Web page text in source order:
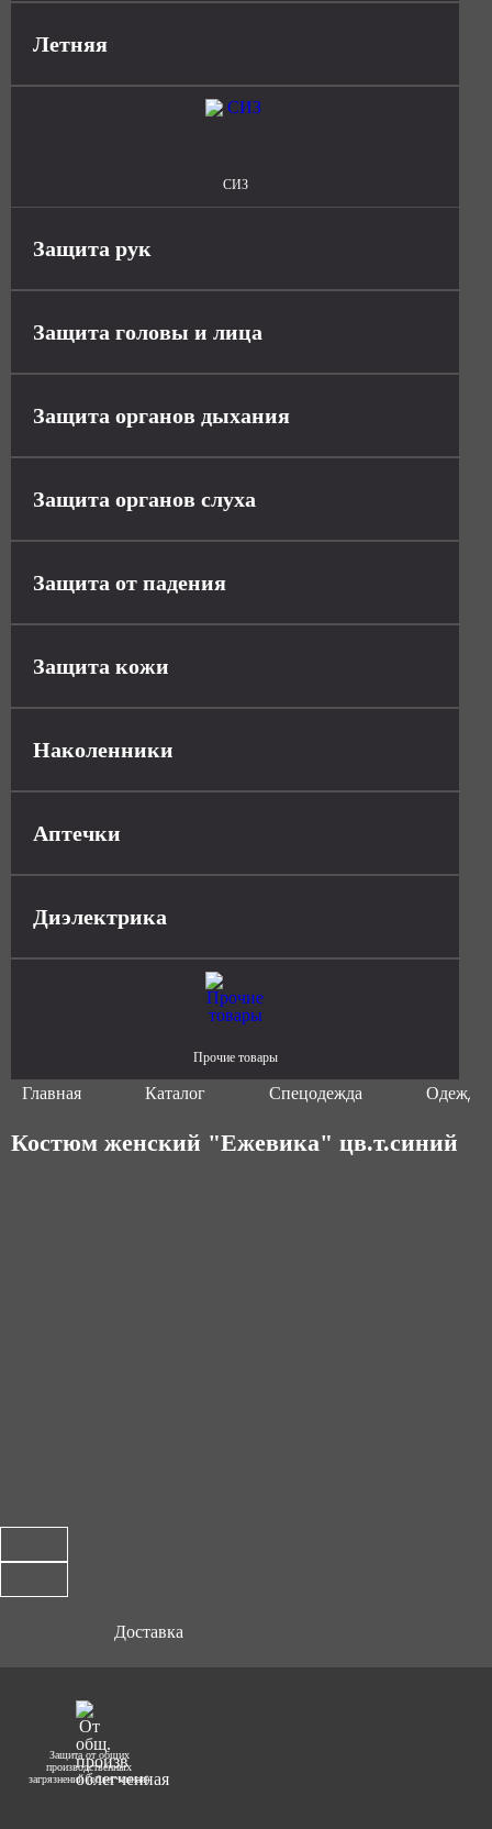
Летняя
СИЗ
Защита рук
Защита головы и лица
Защита органов дыхания
Защита органов слуха
Защита от падения
Защита кожи
Наколенники
Аптечки
Диэлектрика
Прочие товары
Главная Каталог Спецодежда Одежда
Костюм женский "Ежевика" цв.т.синий
Доставка
Защита от общих
производственных
загрязнений (облегченная)